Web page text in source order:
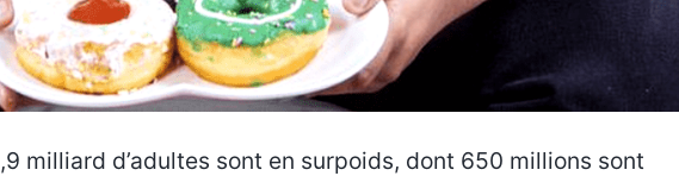
milliard d’adultes sont en surpoids, dont 650 millions sont